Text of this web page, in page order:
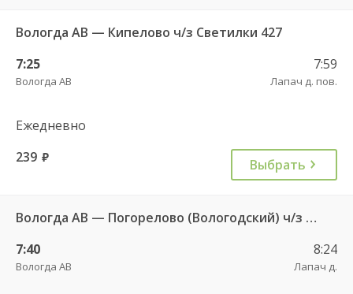
Вологда АВ — Кипелово ч/з Светилки 427
7:25
Вологда АВ
7:59
Лапач д. пов.
Ежедневно
239 руб. Выбрать
Вологда АВ — Погорелово (Вологодский) ч/з Новый Источник 422
7:40
Вологда АВ
8:24
Лапач д.